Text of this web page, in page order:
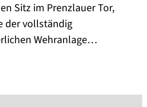
Sitz im Prenzlauer Tor,
der vollständig
Wehranlage